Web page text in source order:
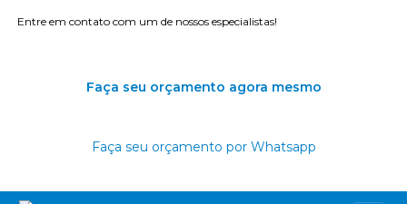
Entre em contato com um de nossos especialistas!
Faça seu orçamento agora mesmo
Faça seu orçamento por Whatsapp